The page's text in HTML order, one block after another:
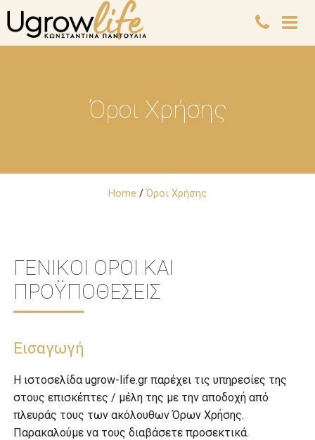
Όροι Χρήσης
Home /Όροι Χρήσης
ΓΕΝΙΚΟΊ ΌΡΟΙ ΚΑΙ
ΠΡΟΫΠΟΘΈΣΕΙΣ
Εισαγωγή
Η ιστοσελίδα ugrow-life.gr παρέχει τις υπηρεσίες της
στους επισκέπτες / μέλη της με την αποδοχή από
πλευράς τους των ακόλουθων Όρων Χρήσης.
Παρακαλούμε να τους διαβάσετε προσεκτικά.